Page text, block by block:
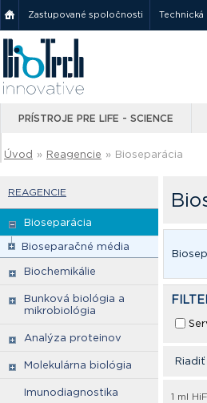
Zastupované spoločnosti
PRÍSTROJE PRE LIFE - SCIENCE
Úvod » Reagencie » Bioseparácia
REAGENCIE
Bioseparácia
Bioseparačné média
Biochemikálie
Bunková biológia a
mikrobiológia
Analýza proteinov
Molekulárna biológia
Imunodiagnostika 1 ml